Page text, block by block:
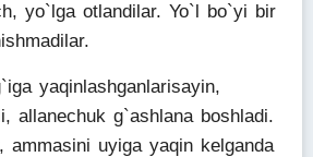
yo`lga otlandilar. Yo`l bo`yi bir
yaqinlashganlarisayin,
allanechuk g`ashlana boshladi.
ammasini uyiga yaqin kelganda